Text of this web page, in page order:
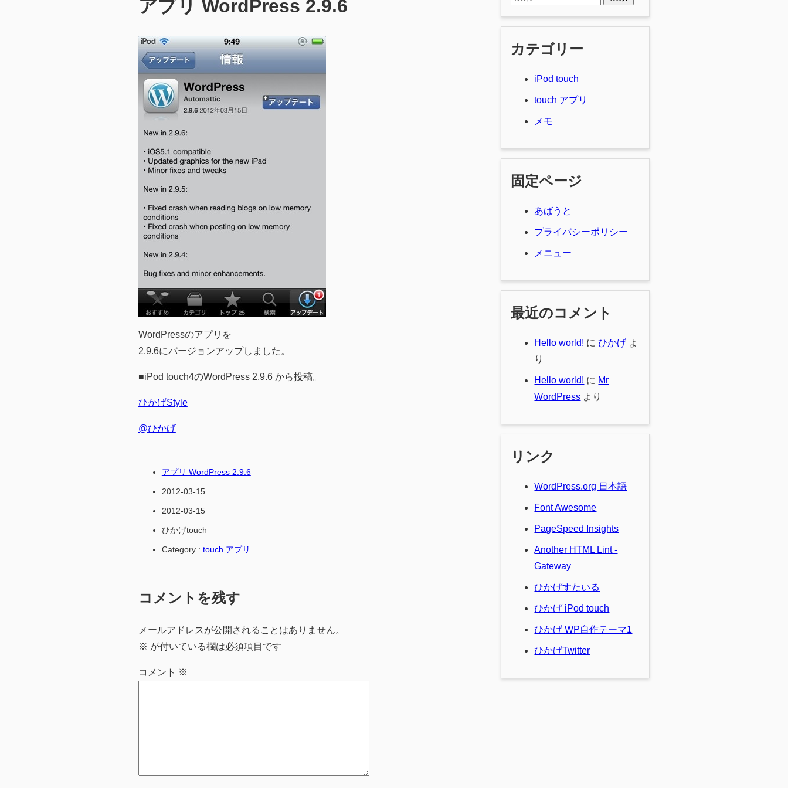
アプリ WordPress 2.9.6
WordPressのアプリを
2.9.6にバージョンアップしました。
■iPod touch4のWordPress 2.9.6 から投稿。
ひかげStyle
@ひかげ
アプリ WordPress 2.9.6
2012-03-15
2012-03-15
ひかげtouch
Category : touch アプリ
コメントを残す
メールアドレスが公開されることはありません。
※ が付いている欄は必須項目です
コメント ※
カテゴリー
iPod touch
touch アプリ
メモ
固定ページ
あばうと
プライバシーポリシー
メニュー
最近のコメント
Hello world! にひかげ よ
り
Hello world! に Mr
WordPress より
リンク
WordPress.org 日本語
Font Awesome
PageSpeed Insights
Another HTML Lint -
Gateway
ひかげすたいる
ひかげ iPod touch
ひかげ WP自作テーマ1
ひかげTwitter